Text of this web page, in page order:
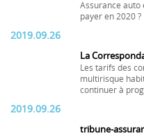
Assurance auto
payer en 2020 ?
2019.09.26
La
Les tarifs des
multirisque
continuer à
2019.09.26
tribune-